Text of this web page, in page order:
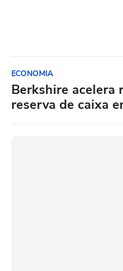
ECONOMIA
Berkshire acelera
reserva de caixa